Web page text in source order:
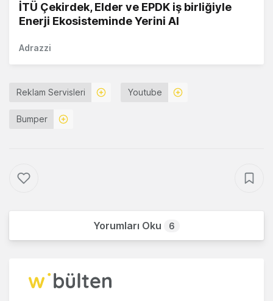
İTÜ Çekirdek, Elder ve EPDK iş birliğiyle
Enerji Ekosisteminde Yerini Al
Adrazzi
Reklam Servisleri Youtube
Bumper
Yorumları Oku 6